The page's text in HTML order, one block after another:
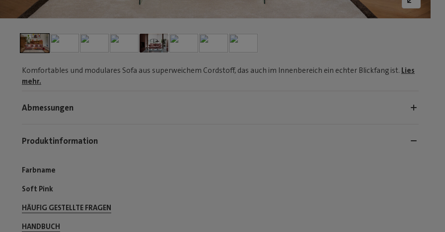
Komfortables und modulares Sofa aus superweichem Cordstoff, das auch im Innenbereich ein echter Blickfang ist. Lies
mehr.
Abmessungen
Produktinformation
Farbname
Soft Pink
HÄUFIG GESTELLTE FRAGEN
HANDBUCH